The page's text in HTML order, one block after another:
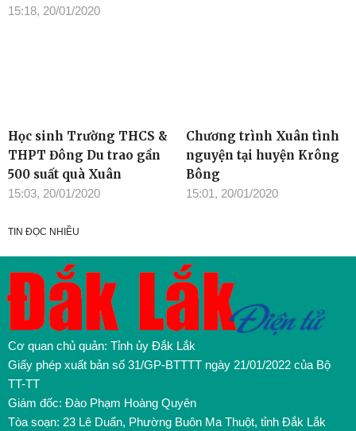
15:18, 20/01/2020
Học sinh Trường THCS &
THPT Đông Du trao gần
500 suất quà Xuân
15:03, 20/01/2020
Chương trình Xuân tình
nguyện tại huyện Krông
Bông
15:01, 20/01/2020
TIN ĐỌC NHIỀU
Cơ quan chủ quản: Tỉnh ủy Đắk Lắk
Giấy phép xuất bản số 31/GP-BTTTT ngày 21/01/2022 của Bộ
TT-TT
Giám đốc: Đào Phạm Hoàng Quyên
Tòa soạn: 23 Lê Duẩn, Phường Buôn Ma Thuột, tỉnh Đắk Lắk